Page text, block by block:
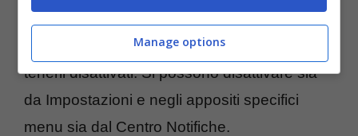
quando ti servono, altrimenti ti conviene
tenerli disattivati. Si possono disattivare sia
da Impostazioni e negli appositi specifici
menu sia dal Centro Notifiche.
Manage options